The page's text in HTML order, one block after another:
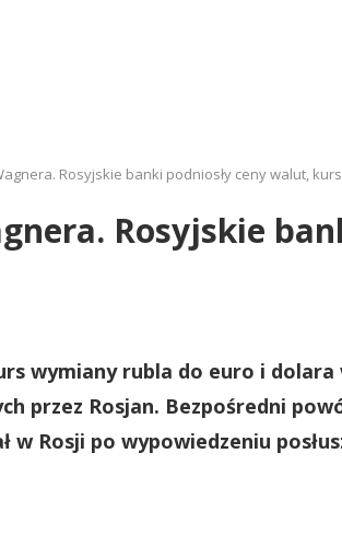
Rosyjskie banki podniosły ceny walut,
Rosyjskie
wymiany rubla do euro i dolara
przez Rosjan. Bezpośredni
w Rosji po wypowiedzeniu